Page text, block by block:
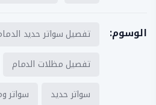
الوسوم:
تفصيل سواتر حديد
تفصيل مظلات الدمام
سواتر حديد
سواتر